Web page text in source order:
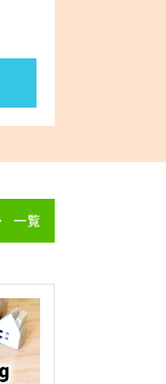
一覧